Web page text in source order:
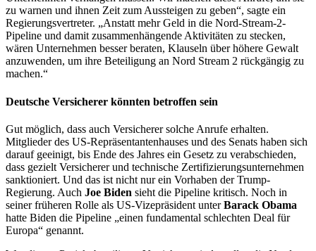
zu warnen und ihnen Zeit zum Aussteigen zu geben“, sagte ein
Regierungsvertreter. „Anstatt mehr Geld in die Nord-Stream-2-
Pipeline und damit zusammenhängende Aktivitäten zu stecken,
wären Unternehmen besser beraten, Klauseln über höhere Gewalt
anzuwenden, um ihre Beteiligung an Nord Stream 2 rückgängig zu
machen.“
Deutsche Versicherer könnten betroffen sein
Gut möglich, dass auch Versicherer solche Anrufe erhalten.
Mitglieder des US-Repräsentantenhauses und des Senats haben sich
darauf geeinigt, bis Ende des Jahres ein Gesetz zu verabschieden,
dass gezielt Versicherer und technische Zertifizierungsunternehmen
sanktioniert. Und das ist nicht nur ein Vorhaben der Trump-
Regierung. Auch Joe Biden sieht die Pipeline kritisch. Noch in
seiner früheren Rolle als US-Vizepräsident unterBarack Obama
hatte Biden die Pipeline „einen fundamental schlechten Deal für
Europa“ genannt.